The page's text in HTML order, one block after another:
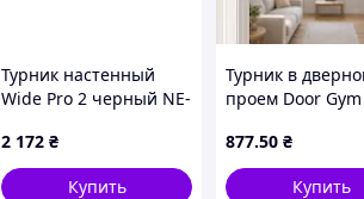
Турник настенный
Wide Pro 2 черный NE-
2 172 ₴
Купить
Турник в
проем Door Gym
подтягиваний и
упражнений
877.50 ₴
Купить